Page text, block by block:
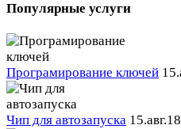
Популярные услуги
Програмирование ключей
Чип для автозапуска 15.авг.18